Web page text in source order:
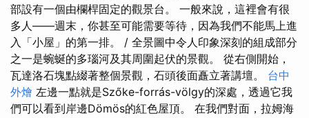
部設有一個由欄桿固定的觀景台。 一般來說，這裡會有很
多人——週末，你甚至可能需要等待，因為我們不能馬上進
入「小屋」的第一排。 / 全景圖中令人印象深刻的組成部分
之一是蜿蜒的多瑙河及其周圍起伏的景觀。 從右側開始，
瓦達洛石塊點綴著整個景觀，石頭後面矗立著講壇。 台中
外燴 左邊一點就是Szőke-forrás-völgy的深處，透過它我
們可以看到岸邊Dömös的紅色屋頂。 在我們對面，拉姆海